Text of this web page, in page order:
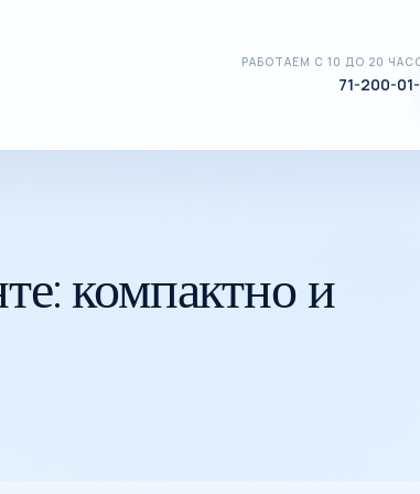
РАБОТАЕМ С 10 ДО 20
71-200-
компактно и